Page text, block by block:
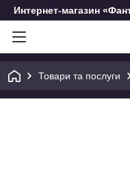
Интернет-магазин
Товари та послуги